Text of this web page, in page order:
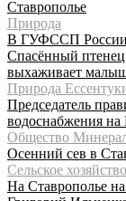
Ставрополье
Природа
В ГУФССП России
Спасённый птенец
выхаживает
Природа
Председатель
водоснабжения
Общество
Осенний сев в
Сельское хозяйство
На Ставрополье